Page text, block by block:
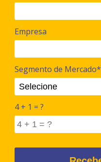
Empresa
Segmento de Mercado*
4 + 1 = ?